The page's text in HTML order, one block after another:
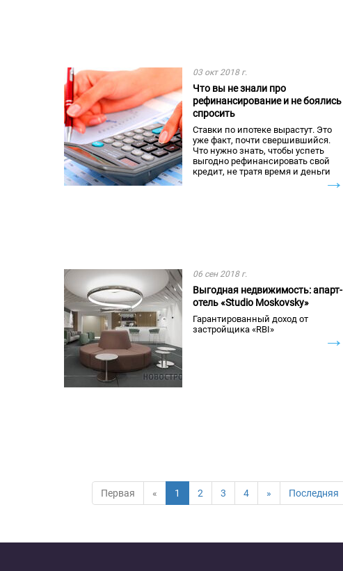
03 окт 2018 г.
Что вы не знали про
рефинансирование и не боялись
спросить
Ставки по ипотеке вырастут. Это
уже факт, почти свершившийся.
Что нужно знать, чтобы успеть
выгодно рефинансировать свой
кредит, не тратя время и деньги→
06 сен 2018 г.
Выгодная недвижимость: апарт-
отель «Studio Moskovsky»
Гарантированный доход от
застройщика «RBI»
→
Первая « 1 2 3 4 » Последняя